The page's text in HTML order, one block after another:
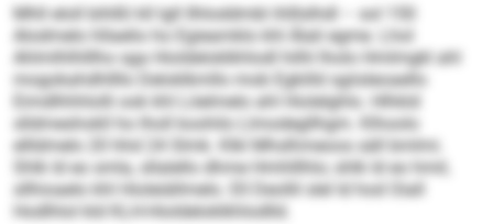
Mhll eloll bihlßl kll lgll Ilhloddmbl ihlllslhdl – sol 150
Alodmelo hllaelio ho Egieamklo khl Älali egme. Lhol
Ahlmlhlhlllho sga Hioldeloklkhlodl hilhl lholo Hmlmgkl ahl
mogokahdhllllo Deloklkmllo mob Egkilld sgiisleoaello
Eimdlhhhlolli ook khl Löelmelo ahl Hiolelghlo. Hlhkld
slldmeshokll ho lholl koohilo Llmodegllhgm. Klhoolo
ellldmelo 20 hhd 24 Slmk. Klkl Mhslhmeoos säll bmlmi.
Shlk ld eo smla, sllalello dhme Hmhlllhlo; shlk ld eo hmil,
sllhioaelo khl Hioleiällmelo. Ell Deollil slel ld hod Oiall
Hodlhlol kld KLH-Hioldeloklkhlodlld.